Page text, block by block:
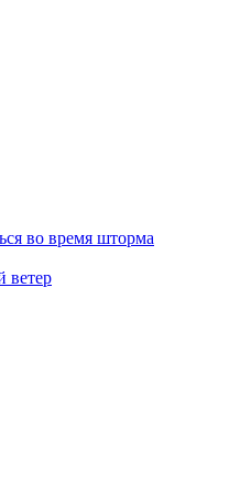
во время шторма
ветер